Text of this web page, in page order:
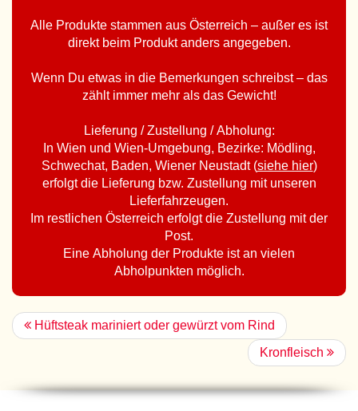
Alle Produkte stammen aus Österreich – außer es ist
direkt beim Produkt anders angegeben.
Wenn Du etwas in die Bemerkungen schreibst – das
zählt immer mehr als das Gewicht!
Lieferung / Zustellung / Abholung:
In Wien und Wien-Umgebung, Bezirke: Mödling,
Schwechat, Baden, Wiener Neustadt (siehe hier)
erfolgt die Lieferung bzw. Zustellung mit unseren
Lieferfahrzeugen.
Im restlichen Österreich erfolgt die Zustellung mit der
Post.
Eine Abholung der Produkte ist an vielen
Abholpunkten möglich.
Hüftsteak mariniert oder gewürzt vom Rind
Kronfleisch